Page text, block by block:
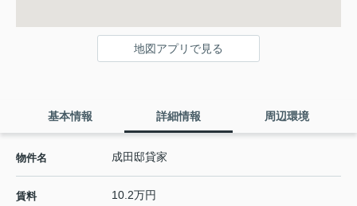
地図アプリで見る
基本情報 詳細情報 周辺環境
物件名 成田邸貸家
賃料 10.2万円